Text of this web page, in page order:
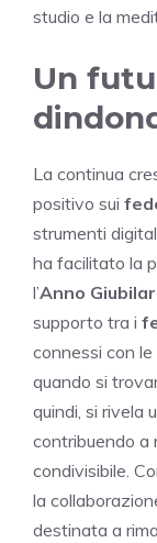
studio e la
Un
La continua
positivo sui
strumenti
ha facilitato la
l’Anno
supporto tra i
connessi con
quando si
quindi, si rivela
contribuendo a
condivisibile.
la
destinata a